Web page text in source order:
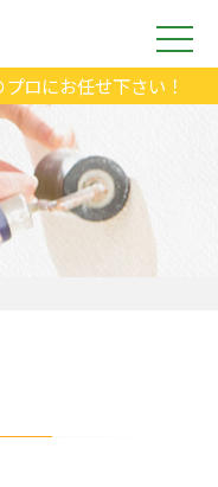
ロにお任せ下さい！